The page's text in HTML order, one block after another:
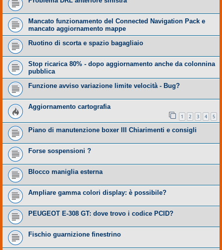
Mancato funzionamento del Connected Navigation Pack e
mancato aggiornamento mappe
Ruotino di scorta e spazio bagagliaio
Stop ricarica 80% - dopo aggiornamento anche da colonnina
pubblica
Funzione avviso variazione limite velocità - Bug?
Aggiornamento cartografia
1 2 3 4 5
Piano di manutenzione boxer III Chiarimenti e consigli
Forse sospensioni ?
Blocco maniglia esterna
Ampliare gamma colori display: è possibile?
PEUGEOT E-308 GT: dove trovo i codice PCID?
Fischio guarnizione finestrino